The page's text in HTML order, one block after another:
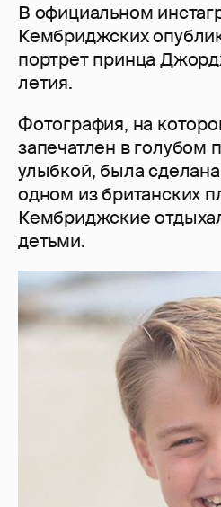
В официальном
Кембриджских
портрет принца
летия.
Фотография, на
запечатлен в голубом
улыбкой, была сделана
одном из британских
Кембриджские
детьми.